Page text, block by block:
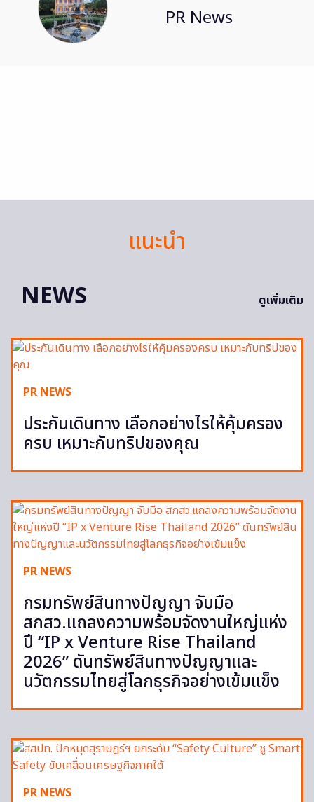
PR News
แนะนำ
NEWS
ดูเพิ่มเติม
PR NEWS
ประกันเดินทาง เลือกอย่างไรให้คุ้มครอง
ครบ เหมาะกับทริปของคุณ
PR NEWS
กรมทรัพย์สินทางปัญญา จับมือ
สกสว.แถลงความพร้อมจัดงานใหญ่แห่ง
ปี “IP x Venture Rise Thailand
2026” ดันทรัพย์สินทางปัญญาและ
นวัตกรรมไทยสู่โลกธุรกิจอย่างเข้มแข็ง
PR NEWS